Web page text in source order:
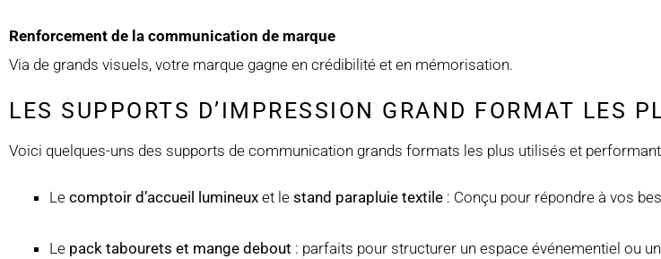
Renforcement de la communication de marque
Via de grands visuels, votre marque gagne en crédibilité et en mémorisation.
LES SUPPORTS D’IMPRESSION GRAND FORMAT LES
Voici quelques-uns des supports de communication grands formats les plus utilisés et
Le comptoir d’accueil lumineux et le stand parapluie textile : Conçu pour répondre à vos
Le pack tabourets et mange debout : parfaits pour structurer un espace événementiel ou